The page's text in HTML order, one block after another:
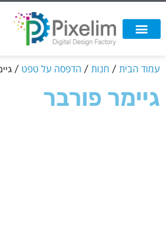
עמוד הבית / חנות / הדפסה על טפט /
גיימר פורבר